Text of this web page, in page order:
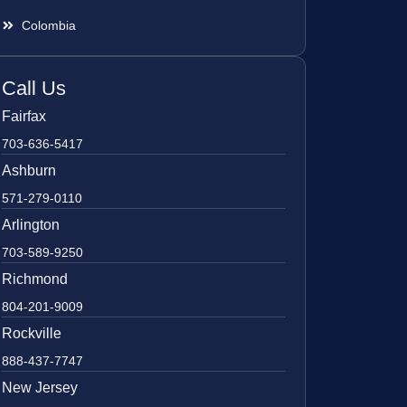
Colombia
Call Us
Fairfax
703-636-5417
Ashburn
571-279-0110
Arlington
703-589-9250
Richmond
804-201-9009
Rockville
888-437-7747
New Jersey